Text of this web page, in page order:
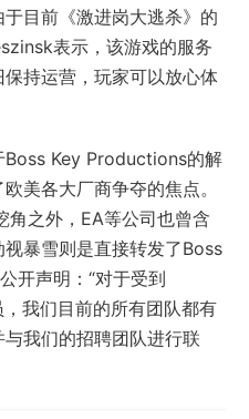
目前《激进岗大逃杀》的
表示，该游戏的服务
持运营，玩家可以放心体
Boss Key Productions的解
美各大厂商争夺的焦点。
角之外，EA等公司也曾含
暴雪则是直接转发了Boss
开声明：“对于受到
我们目前的所有团队都有
我们的招聘团队进行联